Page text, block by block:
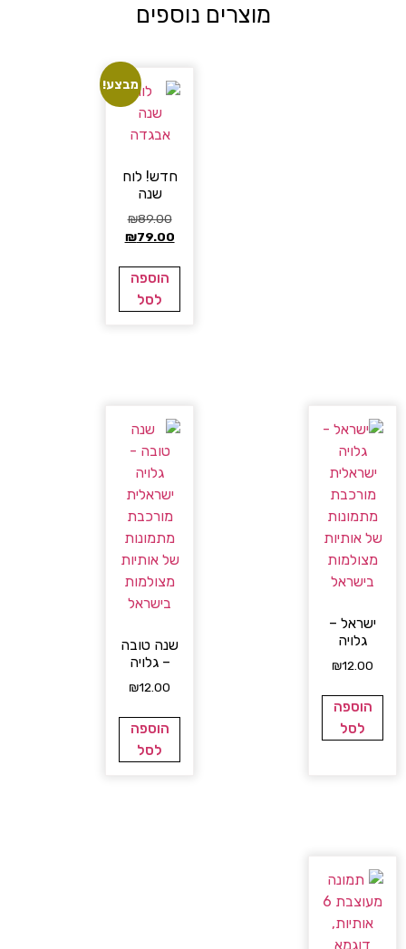
מוצרים נוספים
מבצע!
חדש! לוח
שנה
₪89.00
₪79.00
הוספה
לסל
ישראל –
גלויה
₪12.00
הוספה
לסל
שנה טובה
– גלויה
₪12.00
הוספה
לסל